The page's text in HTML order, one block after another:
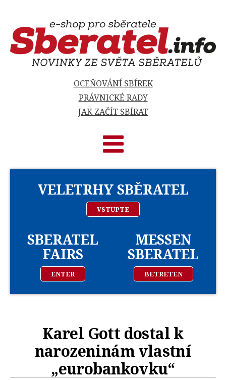
OCEŇOVÁNÍ SBÍREK
PRÁVNICKÉ RADY
JAK ZAČÍT SBÍRAT
VELETRHY SBĚRATEL
VSTUPTE
SBERATEL
FAIRS
ENTER
MESSEN
SBERATEL
BETRETEN
Karel Gott dostal k
narozeninám vlastní
„eurobankovku“